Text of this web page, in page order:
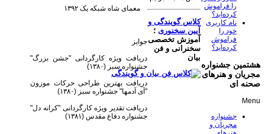
معمای شاه شبکه یک ۱۳۹۲
جوایز
دریافت ویژه کارگردانی "جشن بزرگ"
جشنواره سبز (۱۳۸۰)
دریافت بهترین طراحی حرکات موزون
"آی آدمها" جشنواره سبز (۱۳۸۰)
دریافت تقدیر ویژه کارگردانی "کرانه دل"
جشنواره دفاع مقدس (۱۳۸۱)
کلاس گویندگی و
آیین سخنوری ؛
آموزش تخصصی
سخنرانی و فن
بیان
را فراموش
کرده‌اید؟
نام کاربری
خود را
فراموش
کرده‌اید؟
هشتمین جشنواره
مجریان و هنرهای
صحنه ای
Menu
جشنواره
مجریان و